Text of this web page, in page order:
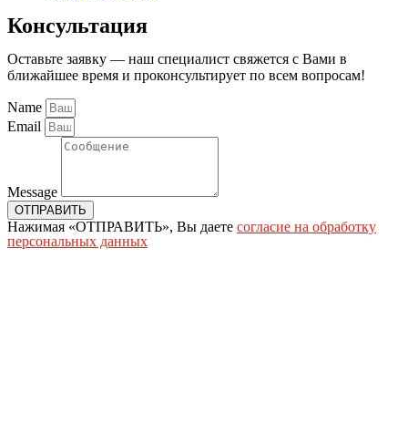
Консультация
Оставьте заявку — наш специалист свяжется с Вами в
ближайшее время и проконсультирует по всем вопросам!
Name
Email
Message
ОТПРАВИТЬ
Нажимая «ОТПРАВИТЬ», Вы даете согласие на обработку
персональных данных